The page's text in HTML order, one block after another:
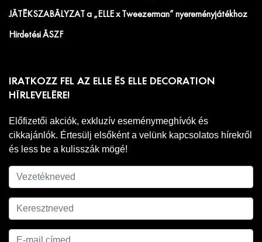
JÁTÉKSZABÁLYZAT a „ELLE x Tweezerman” nyereményjátékhoz
Hirdetési ÁSZF
IRATKOZZ FEL AZ ELLE ÉS ELLE DECORATION
HÍRLEVELÉRE!
Előfizetői akciók, exkluzív eseménymeghívók és
cikkajánlók. Értesülj elsőként a velünk kapcsolatos hírekről
és less be a kulisszák mögé!